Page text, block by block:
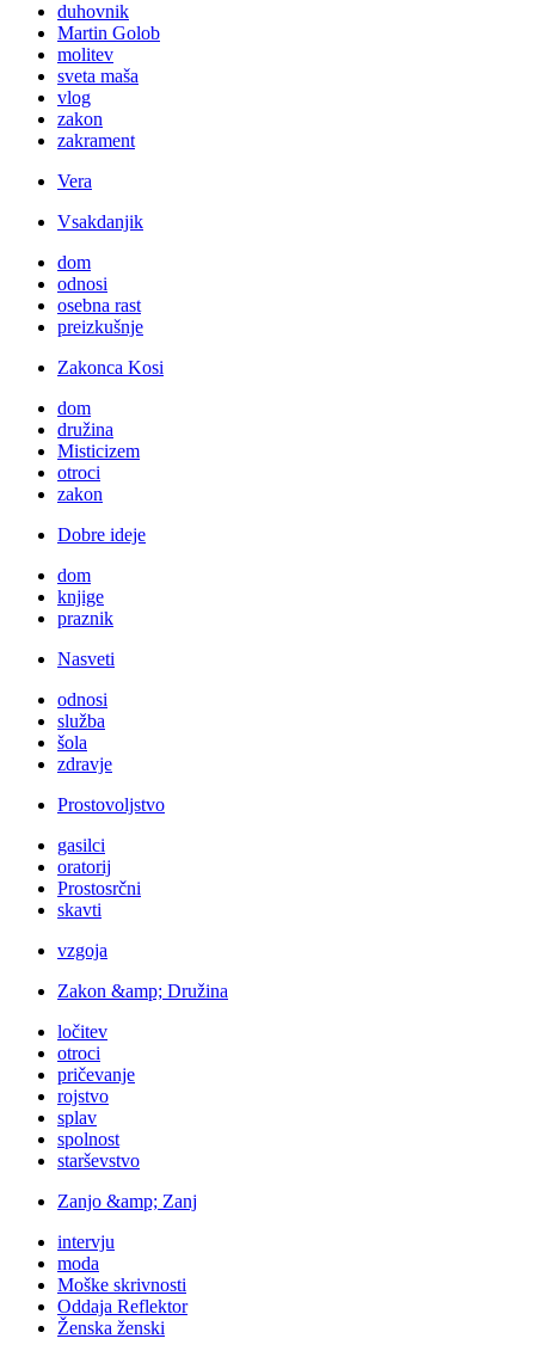
duhovnik
Martin Golob
molitev
sveta maša
vlog
zakon
zakrament
Vera
Vsakdanjik
dom
odnosi
osebna rast
preizkušnje
Zakonca Kosi
dom
družina
Misticizem
otroci
zakon
Dobre ideje
dom
knjige
praznik
Nasveti
odnosi
služba
šola
zdravje
Prostovoljstvo
gasilci
oratorij
Prostosrčni
skavti
vzgoja
Zakon &amp; Družina
ločitev
otroci
pričevanje
rojstvo
splav
spolnost
starševstvo
Zanjo &amp; Zanj
intervju
moda
Moške skrivnosti
Oddaja Reflektor
Ženska ženski